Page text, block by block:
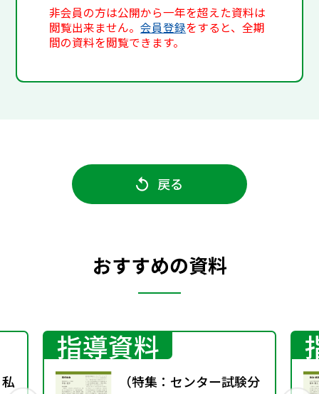
非会員の方は公開から一年を超えた資料は
閲覧出来ません。会員登録をすると、全期
間の資料を閲覧できます。
戻る
おすすめの資料
指導資料
（特集：センター試験分